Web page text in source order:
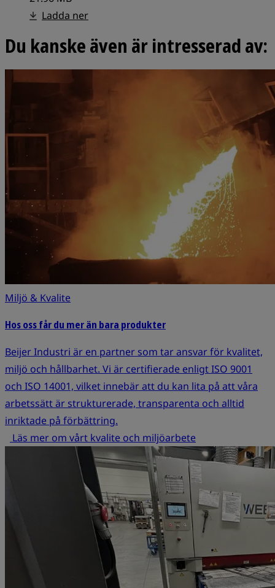
Ladda ner
Du kanske även är intresserad av:
Miljö & Kvalite
Hos oss får du mer än bara produkter
Beijer Industri är en partner som tar ansvar för kvalitet,
miljö och hållbarhet. Vi är certifierade enligt ISO 9001
och ISO 14001, vilket innebär att du kan lita på att våra
arbetssätt är strukturerade, transparenta och alltid
inriktade på förbättring.
Läs mer om vårt kvalite och miljöarbete